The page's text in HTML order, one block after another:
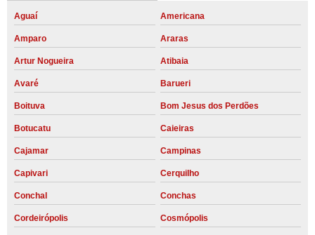
Aguaí Americana
Amparo Araras
Artur Nogueira Atibaia
Avaré Barueri
Boituva Bom Jesus dos Perdões
Botucatu Caieiras
Cajamar Campinas
Capivari Cerquilho
Conchal Conchas
Cordeirópolis Cosmópolis